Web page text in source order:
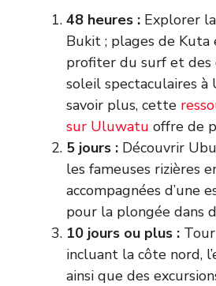
48 heures : Explorer
Bukit ; plages de Kuta
profiter du surf et des
soleil spectaculaires
savoir plus, cette
sur Uluwatu offre de
5 jours : Découvrir
les fameuses rizières
accompagnées d’une
pour la plongée dans
10 jours ou plus :
incluant la côte nord,
ainsi que des